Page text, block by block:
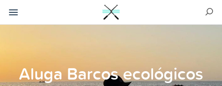
Aluga Barcos ecológicos